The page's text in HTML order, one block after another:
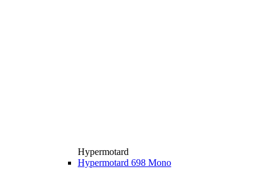
Hypermotard
Hypermotard 698 Mono